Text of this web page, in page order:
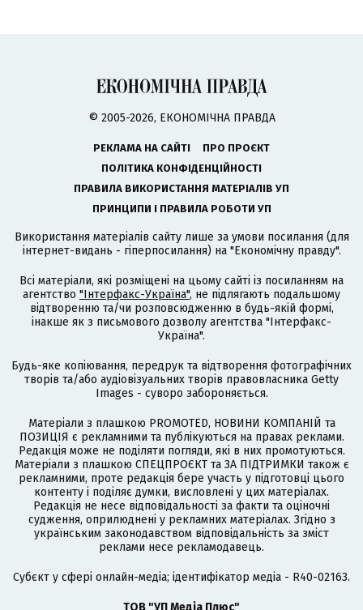
© 2005-2026, ЕКОНОМІЧНА ПРАВДА
РЕКЛАМА НА САЙТІ
ПРО ПРОЄКТ
ПОЛІТИКА КОНФІДЕНЦІЙНОСТІ
ПРАВИЛА ВИКОРИСТАННЯ МАТЕРІАЛІВ УП
ПРИНЦИПИ І ПРАВИЛА РОБОТИ УП
Використання матеріалів сайту лише за умови посилання (для
інтернет-видань - гіперпосилання) на "Економічну правду".
Всі матеріали, які розміщені на цьому сайті із посиланням на
агентство "Інтерфакс-Україна", не підлягають подальшому
відтворенню та/чи розповсюдженню в будь-якій формі,
інакше як з письмового дозволу агентства "Інтерфакс-
Україна".
Будь-яке копіювання, передрук та відтворення фотографічних
творів та/або аудіовізуальних творів правовласника Getty
Images - суворо забороняється.
Матеріали з плашкою PROMOTED, НОВИНИ КОМПАНІЙ та
ПОЗИЦІЯ є рекламними та публікуються на правах реклами.
Редакція може не поділяти погляди, які в них промотуються.
Матеріали з плашкою СПЕЦПРОЄКТ та ЗА ПІДТРИМКИ також є
рекламними, проте редакція бере участь у підготовці цього
контенту і поділяє думки, висловлені у цих матеріалах.
Редакція не несе відповідальності за факти та оціночні
судження, оприлюднені у рекламних матеріалах. Згідно з
українським законодавством відповідальність за зміст
реклами несе рекламодавець.
Cубєкт у сфері онлайн-медіа; ідентифікатор медіа - R40-02163.